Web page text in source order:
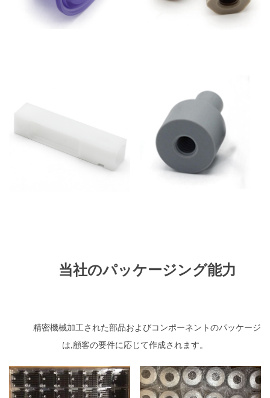
当社のパッケージング能力
精密機械加工された部品およびコンポーネントのパッケージ
は,顧客の要件に応じて作成されます。